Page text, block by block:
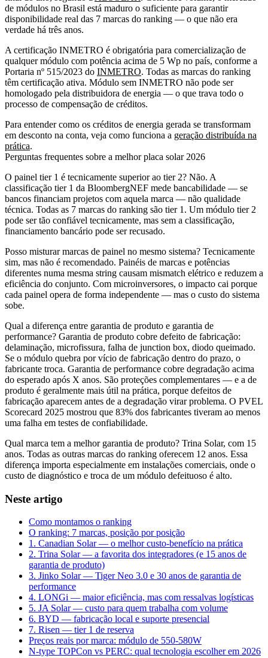
de módulos no Brasil está maduro o suficiente para garantir
disponibilidade real das 7 marcas do ranking — o que não era
verdade há três anos.
A certificação INMETRO é obrigatória para comercialização de
qualquer módulo com potência acima de 5 Wp no país, conforme a
Portaria nº 515/2023 do INMETRO. Todas as marcas do ranking
têm certificação ativa. Módulo sem INMETRO não pode ser
homologado pela distribuidora de energia — o que trava todo o
processo de compensação de créditos.
Para entender como os créditos de energia gerada se transformam
em desconto na conta, veja como funciona a geração distribuída na
prática.
Perguntas frequentes sobre a melhor placa solar 2026
O painel tier 1 é tecnicamente superior ao tier 2? Não. A
classificação tier 1 da BloombergNEF mede bancabilidade — se
bancos financiam projetos com aquela marca — não qualidade
técnica. Todas as 7 marcas do ranking são tier 1. Um módulo tier 2
pode ser tão confiável tecnicamente, mas sem a classificação,
financiamento bancário pode ser recusado.
Posso misturar marcas de painel no mesmo sistema? Tecnicamente
sim, mas não é recomendado. Painéis de marcas e potências
diferentes numa mesma string causam mismatch elétrico e reduzem a
eficiência do conjunto. Com microinversores, o impacto cai porque
cada painel opera de forma independente — mas o custo do sistema
sobe.
Qual a diferença entre garantia de produto e garantia de
performance? Garantia de produto cobre defeito de fabricação:
delaminação, microfissura, falha de junction box, diodo queimado.
Se o módulo quebra por vício de fabricação dentro do prazo, o
fabricante troca. Garantia de performance cobre degradação acima
do esperado após X anos. São proteções complementares — e a de
produto é geralmente mais útil na prática, porque defeitos de
fabricação aparecem antes de a degradação virar problema. O PVEL
Scorecard 2025 mostrou que 83% dos fabricantes tiveram ao menos
uma falha em testes de confiabilidade.
Qual marca tem a melhor garantia de produto? Trina Solar, com 15
anos. Todas as outras marcas do ranking oferecem 12 anos. Essa
diferença importa especialmente em instalações comerciais, onde o
custo de diagnóstico e troca de um módulo defeituoso é alto.
Neste artigo
Como montamos o ranking
O ranking: 7 marcas, posição por posição
1. Canadian Solar — o melhor custo-benefício na prática
2. Trina Solar — a favorita dos integradores (e 15 anos de
garantia de produto)
3. Jinko Solar — Tiger Neo 3.0 e 30 anos de garantia de
performance
4. LONGi — maior eficiência, mas com ressalvas logísticas
5. JA Solar — custo para quem trabalha com volume
6. BYD — fabricação local e suporte presencial
7. Risen — tier 1 de reserva
Preços reais por marca: módulo de 550-580W
N-type TOPCon vs PERC: qual tecnologia escolher em 2026